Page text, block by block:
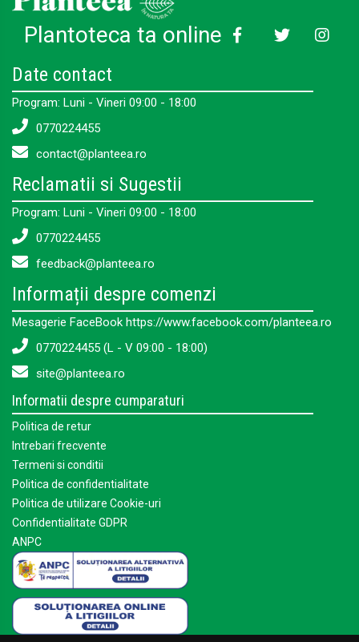
Plantoteca ta online
Date contact
Program: Luni - Vineri 09:00 - 18:00
0770224455
contact@planteea.ro
Reclamatii si Sugestii
Program: Luni - Vineri 09:00 - 18:00
0770224455
feedback@planteea.ro
Informații despre comenzi
Mesagerie FaceBook https://www.facebook.com/planteea.ro
0770224455 (L - V 09:00 - 18:00)
site@planteea.ro
Informatii despre cumparaturi
Politica de retur
Intrebari frecvente
Termeni si conditii
Politica de confidentialitate
Politica de utilizare Cookie-uri
Confidentialitate GDPR
ANPC